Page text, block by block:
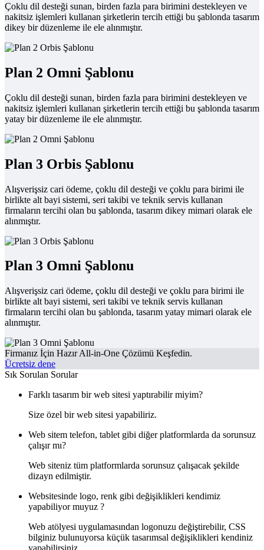
Çoklu dil desteği sunan, birden fazla para birimini destekleyen ve
nakitsiz işlemleri kullanan şirketlerin tercih ettiği bu şablonda tasarım
dikey bir düzenleme ile ele alınmıştır.
Plan 2 Omni Şablonu
Çoklu dil desteği sunan, birden fazla para birimini destekleyen ve
nakitsiz işlemleri kullanan şirketlerin tercih ettiği bu şablonda tasarım
yatay bir düzenleme ile ele alınmıştır.
Plan 3 Orbis Şablonu
Alışverişsiz cari ödeme, çoklu dil desteği ve çoklu para birimi ile
birlikte alt bayi sistemi, seri takibi ve teknik servis kullanan
firmaların tercihi olan bu şablonda, tasarım dikey mimari olarak ele
alınmıştır.
Plan 3 Omni Şablonu
Alışverişsiz cari ödeme, çoklu dil desteği ve çoklu para birimi ile
birlikte alt bayi sistemi, seri takibi ve teknik servis kullanan
firmaların tercihi olan bu şablonda, tasarım yatay mimari olarak ele
alınmıştır.
Firmanız İçin Hazır All-in-One Çözümü Keşfedin.
Ücretsiz dene
Sık Sorulan Sorular
Farklı tasarım bir web sitesi yaptırabilir miyim?
Size özel bir web sitesi yapabiliriz.
Web sitem telefon, tablet gibi diğer platformlarda da sorunsuz
çalışır mı?
Web siteniz tüm platformlarda sorunsuz çalışacak şekilde
dizayn edilmiştir.
Websitesinde logo, renk gibi değişiklikleri kendimiz
yapabiliyor muyuz ?
Web atölyesi uygulamasından logonuzu değiştirebilir, CSS
bilginiz bulunuyorsa küçük tasarımsal değişiklikleri kendiniz